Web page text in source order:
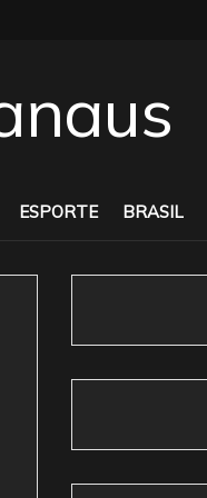
ESPORTE BRASIL